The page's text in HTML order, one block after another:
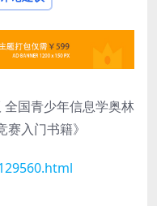
全国青少年信息学奥林
入门书籍》